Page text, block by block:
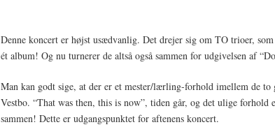
Denne koncert er højst usædvanlig. Det drejer sig om TO trioer,
ét album! Og nu turnerer de altså også sammen for udgivelsen af
Man kan godt sige, at der er et mester/lærling-forhold imellem de
Vestbo. “That was then, this is now”, tiden går, og det ulige
sammen! Dette er udgangspunktet for aftenens koncert.